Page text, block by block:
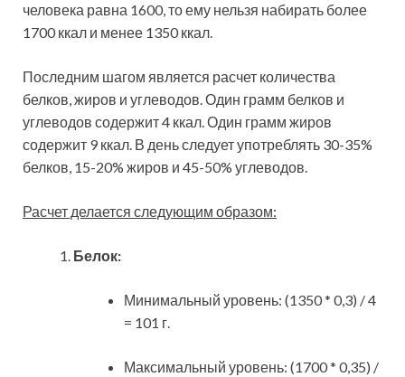
человека равна 1600, то ему нельзя набирать более
1700 ккал и менее 1350 ккал.
Последним шагом является расчет количества
белков, жиров и углеводов. Один грамм белков и
углеводов содержит 4 ккал. Один грамм жиров
содержит 9 ккал. В день следует употреблять 30-35%
белков, 15-20% жиров и 45-50% углеводов.
Расчет делается следующим образом:
Белок:
Минимальный уровень: (1350 * 0,3) / 4
= 101 г.
Максимальный уровень: (1700 * 0,35) /